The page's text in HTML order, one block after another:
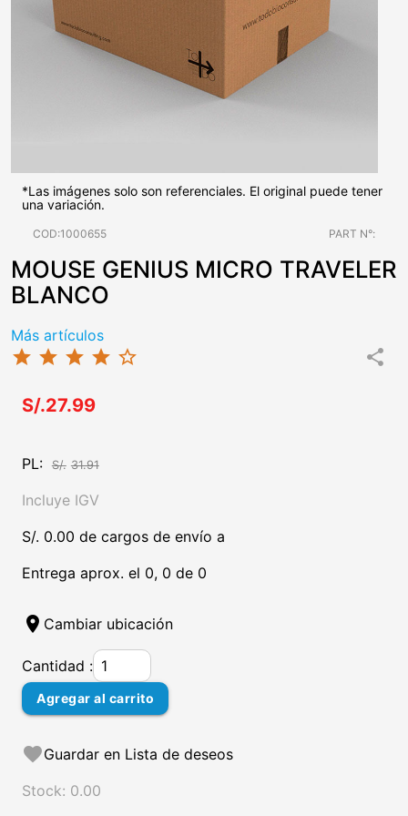
*Las imágenes solo son referenciales. El original puede tener
una variación.
COD:1000655 PART N°:
MOUSE GENIUS MICRO TRAVELER
BLANCO
Más artículos
star star star star star_border share
S/.27.99
PL: S/. 31.91
Incluye IGV
S/. 0.00 de cargos de envío a
Entrega aprox. el 0, 0 de 0
location_on Cambiar ubicación
Cantidad :
Agregar al carrito
favoriteGuardar en Lista de deseos
Stock: 0.00